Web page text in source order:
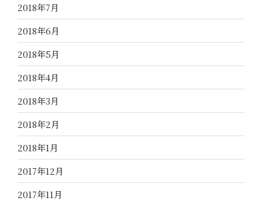
2018年7月
2018年6月
2018年5月
2018年4月
2018年3月
2018年2月
2018年1月
2017年12月
2017年11月